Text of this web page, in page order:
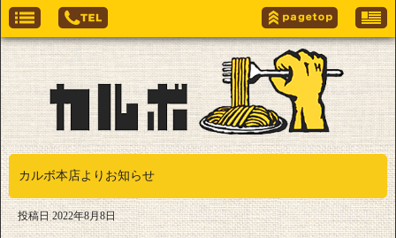
カルボ本店よりお知らせ
投稿日 2022年8月8日